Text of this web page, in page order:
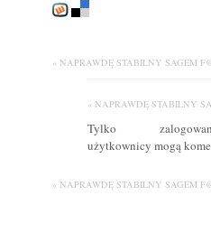
« NAPRAWDĘ STABILNY SAGEM
« NAPRAWDĘ STABILNY
Tylko
użytkownicy mogą
« NAPRAWDĘ STABILNY SAGEM